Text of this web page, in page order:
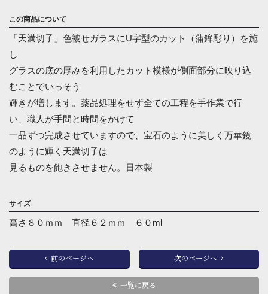
この商品について
「天満切子」色被せガラスにU字型のカット（蒲鉾彫り）を施
し
グラスの底の厚みを利用したカット模様が側面部分に映り込
むことでいっそう
輝きが増します。薬品処理をせず全ての工程を手作業で行
い、職人が手間と時間をかけて
一品ずつ完成させていますので、宝石のように美しく万華鏡
のように輝く天満切子は
見るものを飽きさせません。日本製
サイズ
高さ８０ｍｍ 直径６２ｍｍ ６０ml
前のページへ 次のページへ
一覧に戻る